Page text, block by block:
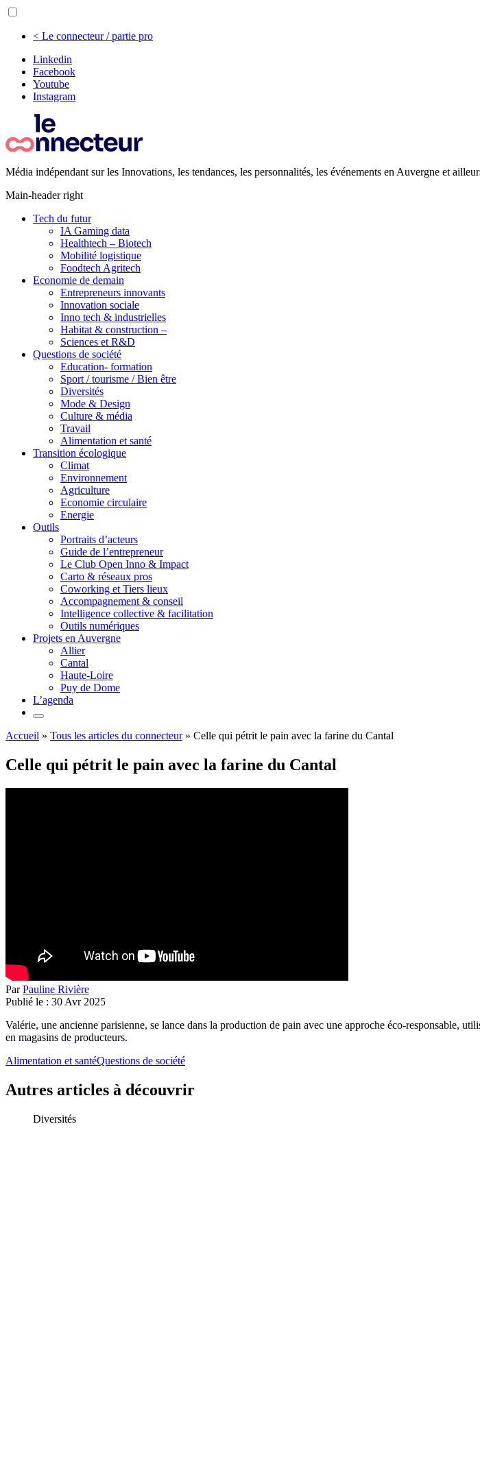
< Le connecteur / partie pro
Linkedin
Facebook
Youtube
Instagram
Média indépendant sur les Innovations, les tendances, les personnalités, les événements en Auvergne et
Main-header right
Tech du futur
IA Gaming data
Healthtech – Biotech
Mobilité logistique
Foodtech Agritech
Economie de demain
Entrepreneurs innovants
Innovation sociale
Inno tech & industrielles
Habitat & construction –
Sciences et R&D
Questions de société
Education- formation
Sport / tourisme / Bien être
Diversités
Mode & Design
Culture & média
Travail
Alimentation et santé
Transition écologique
Climat
Environnement
Agriculture
Economie circulaire
Energie
Outils
Portraits d’acteurs
Guide de l’entrepreneur
Le Club Open Inno & Impact
Carto & réseaux pros
Coworking et Tiers lieux
Accompagnement & conseil
Intelligence collective & facilitation
Outils numériques
Projets en Auvergne
Allier
Cantal
Haute-Loire
Puy de Dome
L’agenda
Accueil » Tous les articles du connecteur» Celle qui pétrit le pain avec la farine du Cantal
Celle qui pétrit le pain avec la farine du Cantal
ParPauline Rivière
Publié le : 30 Avr 2025
Valérie, une ancienne parisienne, se lance dans la production de pain avec une approche éco-responsable,
en magasins de producteurs.
Alimentation et santéQuestions de société
Autres articles à découvrir
Diversités